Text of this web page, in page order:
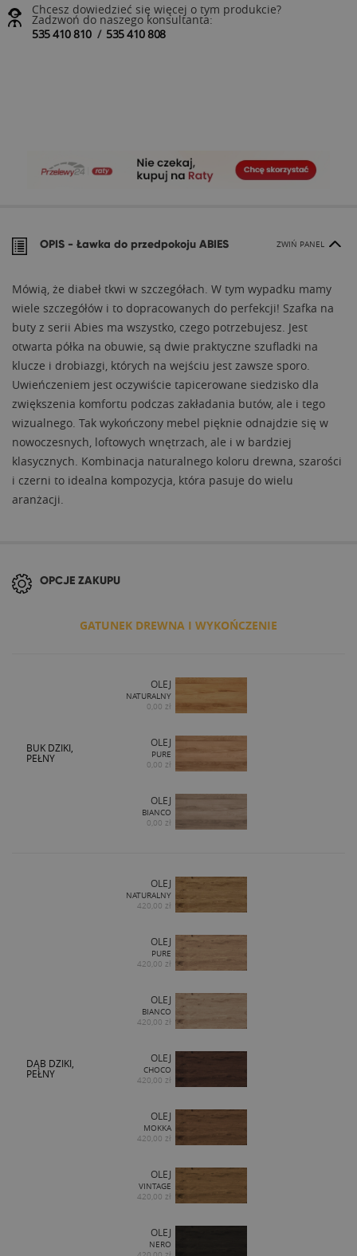
Chcesz dowiedzieć się więcej o tym produkcie?
Zadzwoń do naszego konsultanta:
535 410 810/ 535 410 808
OPIS - Ławka do przedpokoju ABIES ZWIŃ PANEL
Mówią, że diabeł tkwi w szczegółach. W tym wypadku mamy
wiele szczegółów i to dopracowanych do perfekcji! Szafka na
buty z serii Abies ma wszystko, czego potrzebujesz. Jest
otwarta półka na obuwie, są dwie praktyczne szufladki na
klucze i drobiazgi, których na wejściu jest zawsze sporo.
Uwieńczeniem jest oczywiście tapicerowane siedzisko dla
zwiększenia komfortu podczas zakładania butów, ale i tego
wizualnego. Tak wykończony mebel pięknie odnajdzie się w
nowoczesnych, loftowych wnętrzach, ale i w bardziej
klasycznych. Kombinacja naturalnego koloru drewna, szarości
i czerni to idealna kompozycja, która pasuje do wielu
aranżacji.
OPCJE ZAKUPU
GATUNEK DREWNA I WYKOŃCZENIE
BUK DZIKI,
PEŁNY
OLEJ
NATURALNY
0,00 zł
OLEJ
PURE
0,00 zł
OLEJ
BIANCO
0,00 zł
DĄB DZIKI,
PEŁNY
OLEJ
NATURALNY
420,00 zł
OLEJ
PURE
420,00 zł
OLEJ
BIANCO
420,00 zł
OLEJ
CHOCO
420,00 zł
OLEJ
MOKKA
420,00 zł
OLEJ
VINTAGE
420,00 zł
OLEJ
NERO